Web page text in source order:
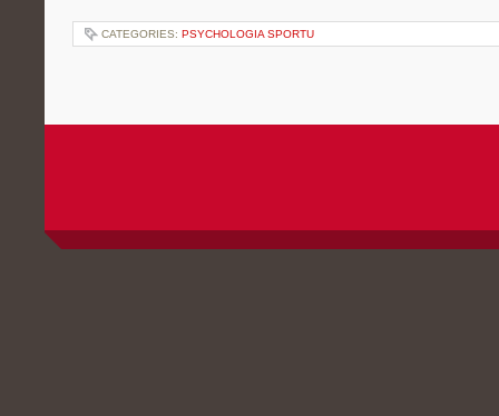
CATEGORIES: PSYCHOLOGIA SPORTU